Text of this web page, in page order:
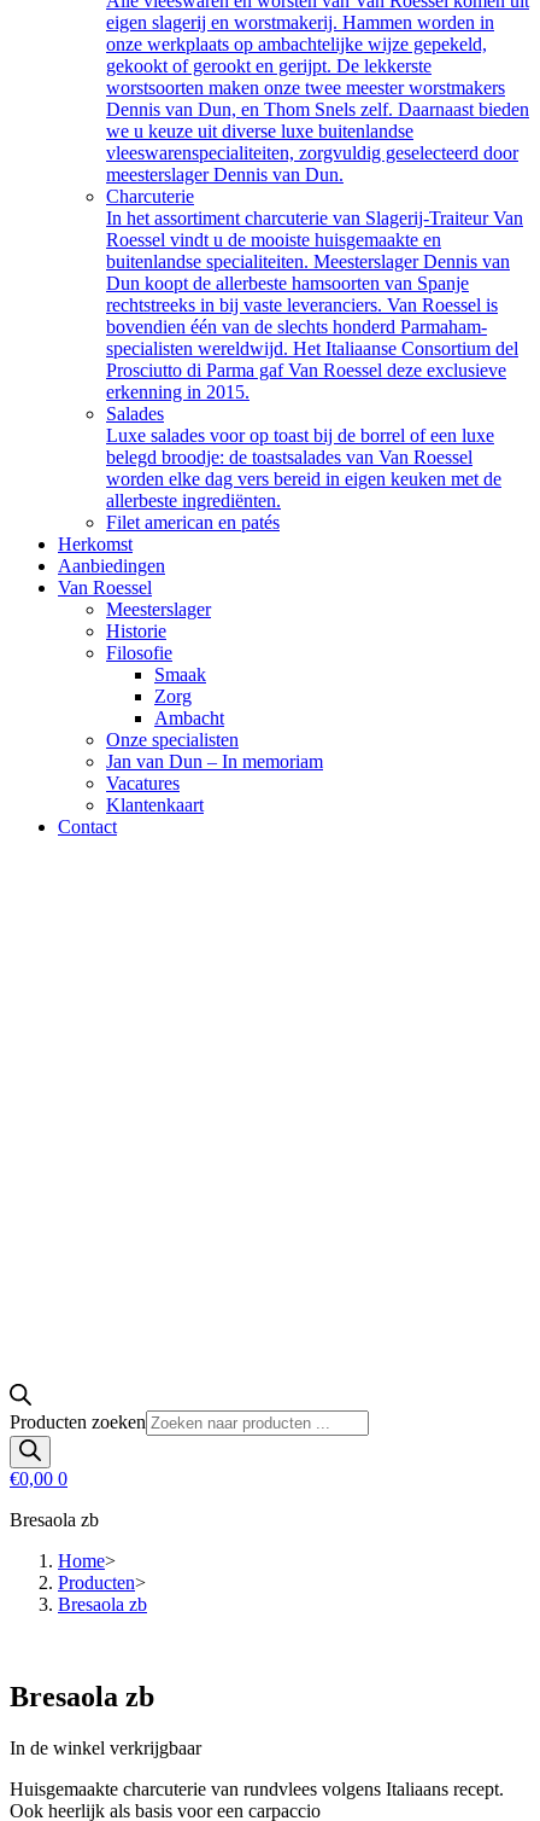
eigen slagerij en worstmakerij. Hammen worden in
onze werkplaats op ambachtelijke wijze gepekeld,
gekookt of gerookt en gerijpt. De lekkerste
worstsoorten maken onze twee meester worstmakers
Dennis van Dun, en Thom Snels zelf. Daarnaast bieden
we u keuze uit diverse luxe buitenlandse
vleeswarenspecialiteiten, zorgvuldig geselecteerd door
meesterslager Dennis van Dun.
Charcuterie
In het assortiment charcuterie van Slagerij-Traiteur Van
Roessel vindt u de mooiste huisgemaakte en
buitenlandse specialiteiten. Meesterslager Dennis van
Dun koopt de allerbeste hamsoorten van Spanje
rechtstreeks in bij vaste leveranciers. Van Roessel is
bovendien één van de slechts honderd Parmaham-
specialisten wereldwijd. Het Italiaanse Consortium del
Prosciutto di Parma gaf Van Roessel deze exclusieve
erkenning in 2015.
Salades
Luxe salades voor op toast bij de borrel of een luxe
belegd broodje: de toastsalades van Van Roessel
worden elke dag vers bereid in eigen keuken met de
allerbeste ingrediënten.
Filet american en patés
Herkomst
Aanbiedingen
Van Roessel
Meesterslager
Historie
Filosofie
Smaak
Zorg
Ambacht
Onze specialisten
Jan van Dun – In memoriam
Vacatures
Klantenkaart
Contact
Producten zoeken
€0,00 0
Bresaola zb
Home>
Producten>
Bresaola zb
Bresaola zb
In de winkel verkrijgbaar
Huisgemaakte charcuterie van rundvlees volgens Italiaans recept.
Ook heerlijk als basis voor een carpaccio